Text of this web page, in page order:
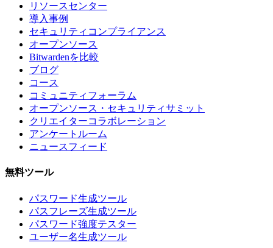
リソースセンター
導入事例
セキュリティコンプライアンス
オープンソース
Bitwardenを比較
ブログ
コース
コミュニティフォーラム
オープンソース・セキュリティサミット
クリエイターコラボレーション
アンケートルーム
ニュースフィード
無料ツール
パスワード生成ツール
パスフレーズ生成ツール
パスワード強度テスター
ユーザー名生成ツール